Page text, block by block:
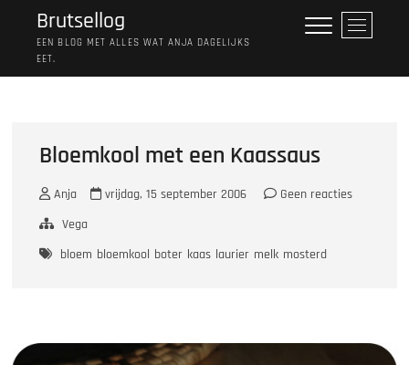
Brutsellog
EEN BLOG MET ALLES WAT ANJA DAGELIJKS
EET.
M
e
Bloemkool met een Kaassaus
Anja vrijdag, 15 september 2006
Geen reacties
Vega
bloem bloemkool boter kaas laurier melk mosterd